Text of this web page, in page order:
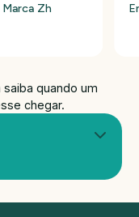
Zh
quando um
chegar.